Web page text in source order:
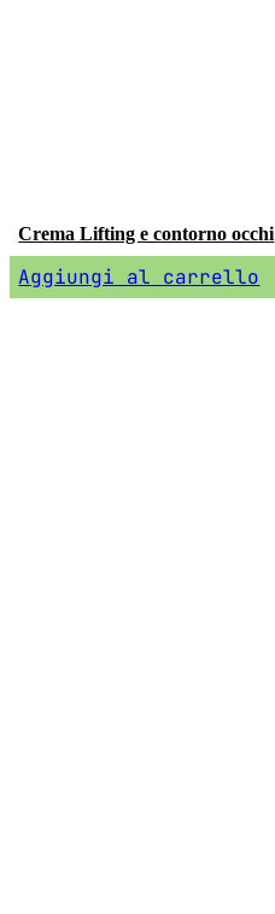
Crema Lifting e contorno occhi
Aggiungi al carrello